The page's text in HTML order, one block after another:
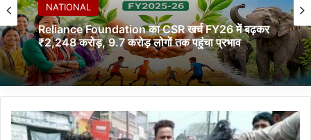
NATIONAL
Reliance Foundation का CSR खर्च FY26 में बढ़कर
₹2,248 करोड़, 9.7 करोड़ लोगों तक पहुंचा प्रभाव
त्रि
पु